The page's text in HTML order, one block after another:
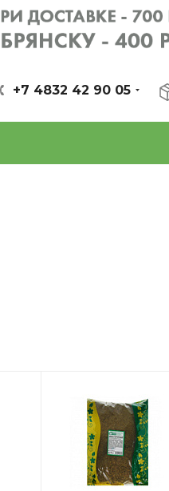
+7 4832 42 90 05